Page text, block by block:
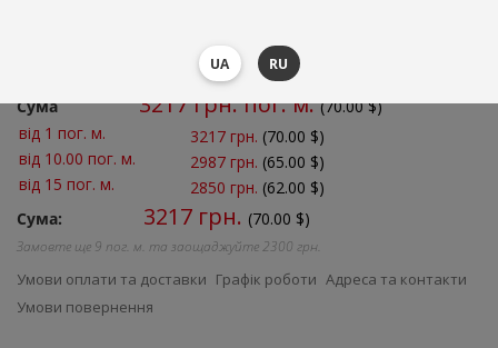
Сума
3217грн. пог. м.(70.00$)
від 1 пог. м.
3217 грн. (70.00 $)
від 10.00 пог. м.
2987 грн. (65.00 $)
від 15 пог. м.
2850 грн. (62.00 $)
Сума:
3217 грн. (70.00 $)
Замовте ще 9 пог. м. та заощаджуйте2300 грн.
Умови оплати та доставки Графік роботи Адреса та контакти
Умови повернення
UA RU